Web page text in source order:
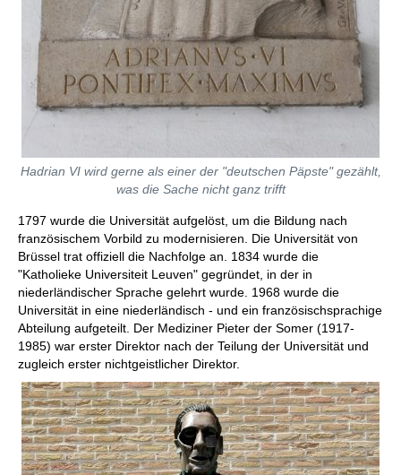
Hadrian VI wird gerne als einer der "deutschen Päpste" gezählt,
was die Sache nicht ganz trifft
1797 wurde die Universität aufgelöst, um die Bildung nach
französischem Vorbild zu modernisieren. Die Universität von
Brüssel trat offiziell die Nachfolge an. 1834 wurde die
"Katholieke Universiteit Leuven" gegründet, in der in
niederländischer Sprache gelehrt wurde. 1968 wurde die
Universität in eine niederländisch - und ein französischsprachige
Abteilung aufgeteilt. Der Mediziner Pieter der Somer (1917-
1985) war erster Direktor nach der Teilung der Universität und
zugleich erster nichtgeistlicher Direktor.